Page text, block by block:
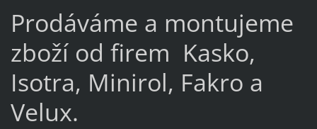
Prodáváme a montujeme
zboží od firem Kasko,
Isotra, Minirol, Fakro a
Velux.